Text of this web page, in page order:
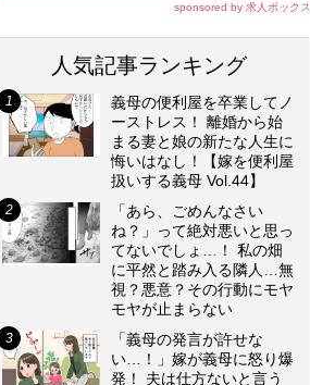
sponsored by 求人ボックス
人気記事ランキング
義母の便利屋を卒業してノ
ーストレス！ 離婚から始
まる妻と娘の新たな人生に
悔いはなし！【嫁を便利屋
扱いする義母 Vol.44】
「あら、ごめんなさい
ね？」って絶対悪いと思っ
てないでしょ…！ 私の畑
に平然と踏み入る隣人…無
視？悪意？その行動にモヤ
モヤが止まらない
「義母の発言が許せな
い…！」嫁が義母に怒り爆
発！ 夫は仕方ないと言う